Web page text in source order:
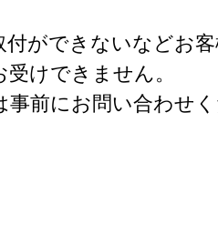
ができないなどお
けできません。
事前にお問い合わせ